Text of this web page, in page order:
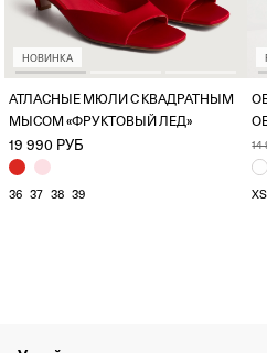
НОВИНКА
АТЛАСНЫЕ МЮЛИ С КВАДРАТНЫМ
МЫСОМ «ФРУКТОВЫЙ ЛЕД»
19 990 РУБ
36 37 38 39
14